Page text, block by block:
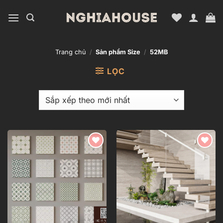
qua
Trang chủ / Sản phẩm Size / 52MB
LỌC
Add to
wishlist
Add to
wishlist